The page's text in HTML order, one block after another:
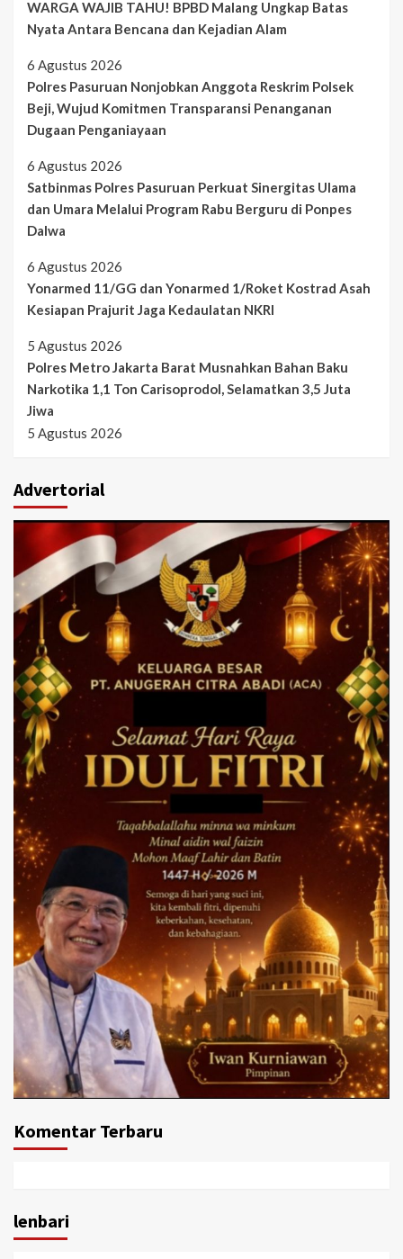
WARGA WAJIB TAHU! BPBD Malang Ungkap Batas
Nyata Antara Bencana dan Kejadian Alam
6 Agustus 2026
Polres Pasuruan Nonjobkan Anggota Reskrim Polsek
Beji, Wujud Komitmen Transparansi Penanganan
Dugaan Penganiayaan
6 Agustus 2026
Satbinmas Polres Pasuruan Perkuat Sinergitas Ulama
dan Umara Melalui Program Rabu Berguru di Ponpes
Dalwa
6 Agustus 2026
Yonarmed 11/GG dan Yonarmed 1/Roket Kostrad Asah
Kesiapan Prajurit Jaga Kedaulatan NKRI
5 Agustus 2026
Polres Metro Jakarta Barat Musnahkan Bahan Baku
Narkotika 1,1 Ton Carisoprodol, Selamatkan 3,5 Juta
Jiwa
5 Agustus 2026
Advertorial
Komentar Terbaru
lenbari